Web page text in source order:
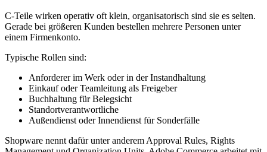
C-Teile wirken operativ oft klein, organisatorisch sind sie es selten.
Gerade bei größeren Kunden bestellen mehrere Personen unter
einem Firmenkonto.
Typische Rollen sind:
Anforderer im Werk oder in der Instandhaltung
Einkauf oder Teamleitung als Freigeber
Buchhaltung für Belegsicht
Standortverantwortliche
Außendienst oder Innendienst für Sonderfälle
Shopware nennt dafür unter anderem Approval Rules, Rights